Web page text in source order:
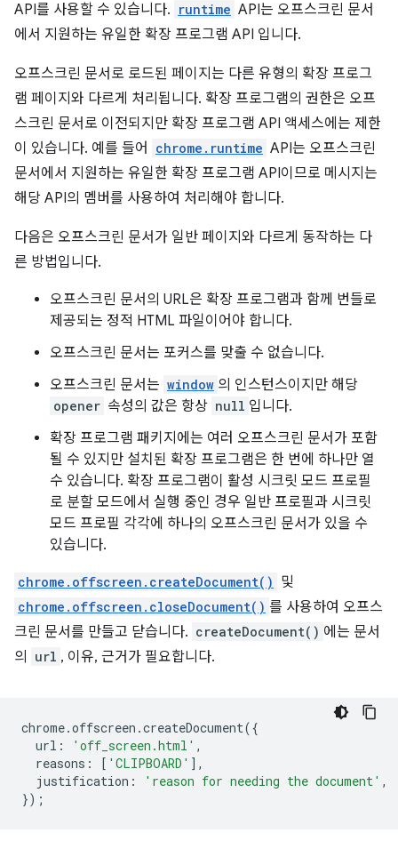
API를 사용할 수 있습니다. runtime API는 오프스크린 문서
에서 지원하는 유일한 확장 프로그램 API 입니다.
오프스크린 문서로 로드된 페이지는 다른 유형의 확장 프로그
램 페이지와 다르게 처리됩니다. 확장 프로그램의 권한은 오프
스크린 문서로 이전되지만 확장 프로그램 API 액세스에는 제한
이 있습니다. 예를 들어
chrome.runtime API는 오프스크린
문서에서 지원하는 유일한 확장 프로그램 API이므로 메시지는
해당 API의 멤버를 사용하여 처리해야 합니다.
다음은 오프스크린 문서가 일반 페이지와 다르게 동작하는 다
른 방법입니다.
오프스크린 문서의 URL은 확장 프로그램과 함께 번들로
제공되는 정적 HTML 파일이어야 합니다.
오프스크린 문서는 포커스를 맞출 수 없습니다.
오프스크린 문서는 window 의 인스턴스이지만 해당
opener 속성의 값은 항상 null 입니다.
확장 프로그램 패키지에는 여러 오프스크린 문서가 포함
될 수 있지만 설치된 확장 프로그램은 한 번에 하나만 열
수 있습니다. 확장 프로그램이 활성 시크릿 모드 프로필
로 분할 모드에서 실행 중인 경우 일반 프로필과 시크릿
모드 프로필 각각에 하나의 오프스크린 문서가 있을 수
있습니다.
chrome.offscreen.createDocument() 및
chrome.offscreen.closeDocument() 를 사용하여 오프스
크린 문서를 만들고 닫습니다. createDocument() 에는 문서
의
url , 이유, 근거가 필요합니다.
chrome.offscreen .createDocument({
url : 'off_screen.html' ,
reasons : [ 'CLIPBOARD' ],
justification : 'reason for needing the document' ,
});